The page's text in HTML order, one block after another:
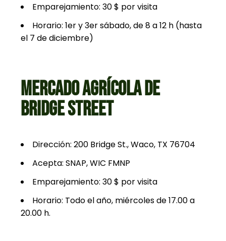
Emparejamiento: 30 $ por visita
Horario: 1er y 3er sábado, de 8 a 12 h (hasta
el 7 de diciembre)
MERCADO AGRÍCOLA DE
BRIDGE STREET
Dirección: 200 Bridge St., Waco, TX 76704
Acepta: SNAP, WIC FMNP
Emparejamiento: 30 $ por visita
Horario: Todo el año, miércoles de 17.00 a
20.00 h.